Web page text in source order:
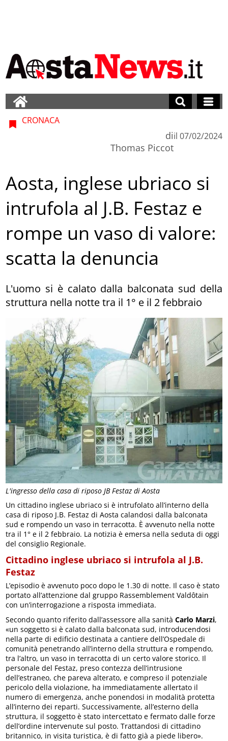
L'ingresso della casa di riposo JB Festaz di Aosta
CRONACA
di
Thomas Piccot
il 07/02/2024
Aosta, inglese ubriaco si
intrufola al J.B. Festaz e
rompe un vaso di valore:
scatta la denuncia
L'uomo si è calato dalla balconata sud della
struttura nella notte tra il 1° e il 2 febbraio
Un cittadino inglese ubriaco si è intrufolato all’interno della
casa di riposo J.B. Festaz di Aosta calandosi dalla balconata
sud e rompendo un vaso in terracotta. È avvenuto nella notte
tra il 1° e il 2 febbraio. La notizia è emersa nella seduta di oggi
del consiglio Regionale.
Cittadino inglese ubriaco si intrufola al J.B.
Festaz
L’episodio è avvenuto poco dopo le 1.30 di notte. Il caso è stato
portato all’attenzione dal gruppo Rassemblement Valdôtain
con un’interrogazione a risposta immediata.
Secondo quanto riferito dall’assessore alla sanitàCarlo Marzi,
«un soggetto si è calato dalla balconata sud, introducendosi
nella parte di edificio destinata a cantiere dell’Ospedale di
comunità penetrando all’interno della struttura e rompendo,
tra l’altro, un vaso in terracotta di un certo valore storico. Il
personale del Festaz, preso contezza dell’intrusione
dell’estraneo, che pareva alterato, e compreso il potenziale
pericolo della violazione, ha immediatamente allertato il
numero di emergenza, anche ponendosi in modalità protetta
all’interno dei reparti. Successivamente, all’esterno della
struttura, il soggetto è stato intercettato e fermato dalle forze
dell’ordine intervenute sul posto. Trattandosi di cittadino
britannico, in visita turistica, è di fatto già a piede libero».